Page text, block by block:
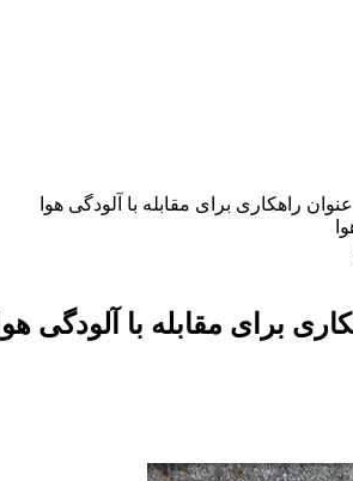
راهکاری برای مقابله با آلودگی هوا
برای مقابله با آلودگی هوا